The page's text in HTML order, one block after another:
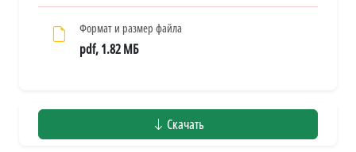
Формат и размер файла
pdf, 1.82 МБ
Скачать